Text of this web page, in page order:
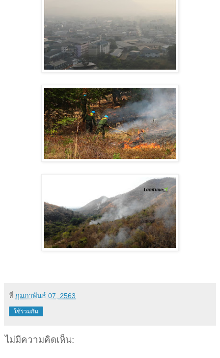
ที่ กุมภาพันธ์ 07, 2563
ใช้ร่วมกัน
ไม่มีความคิดเห็น: